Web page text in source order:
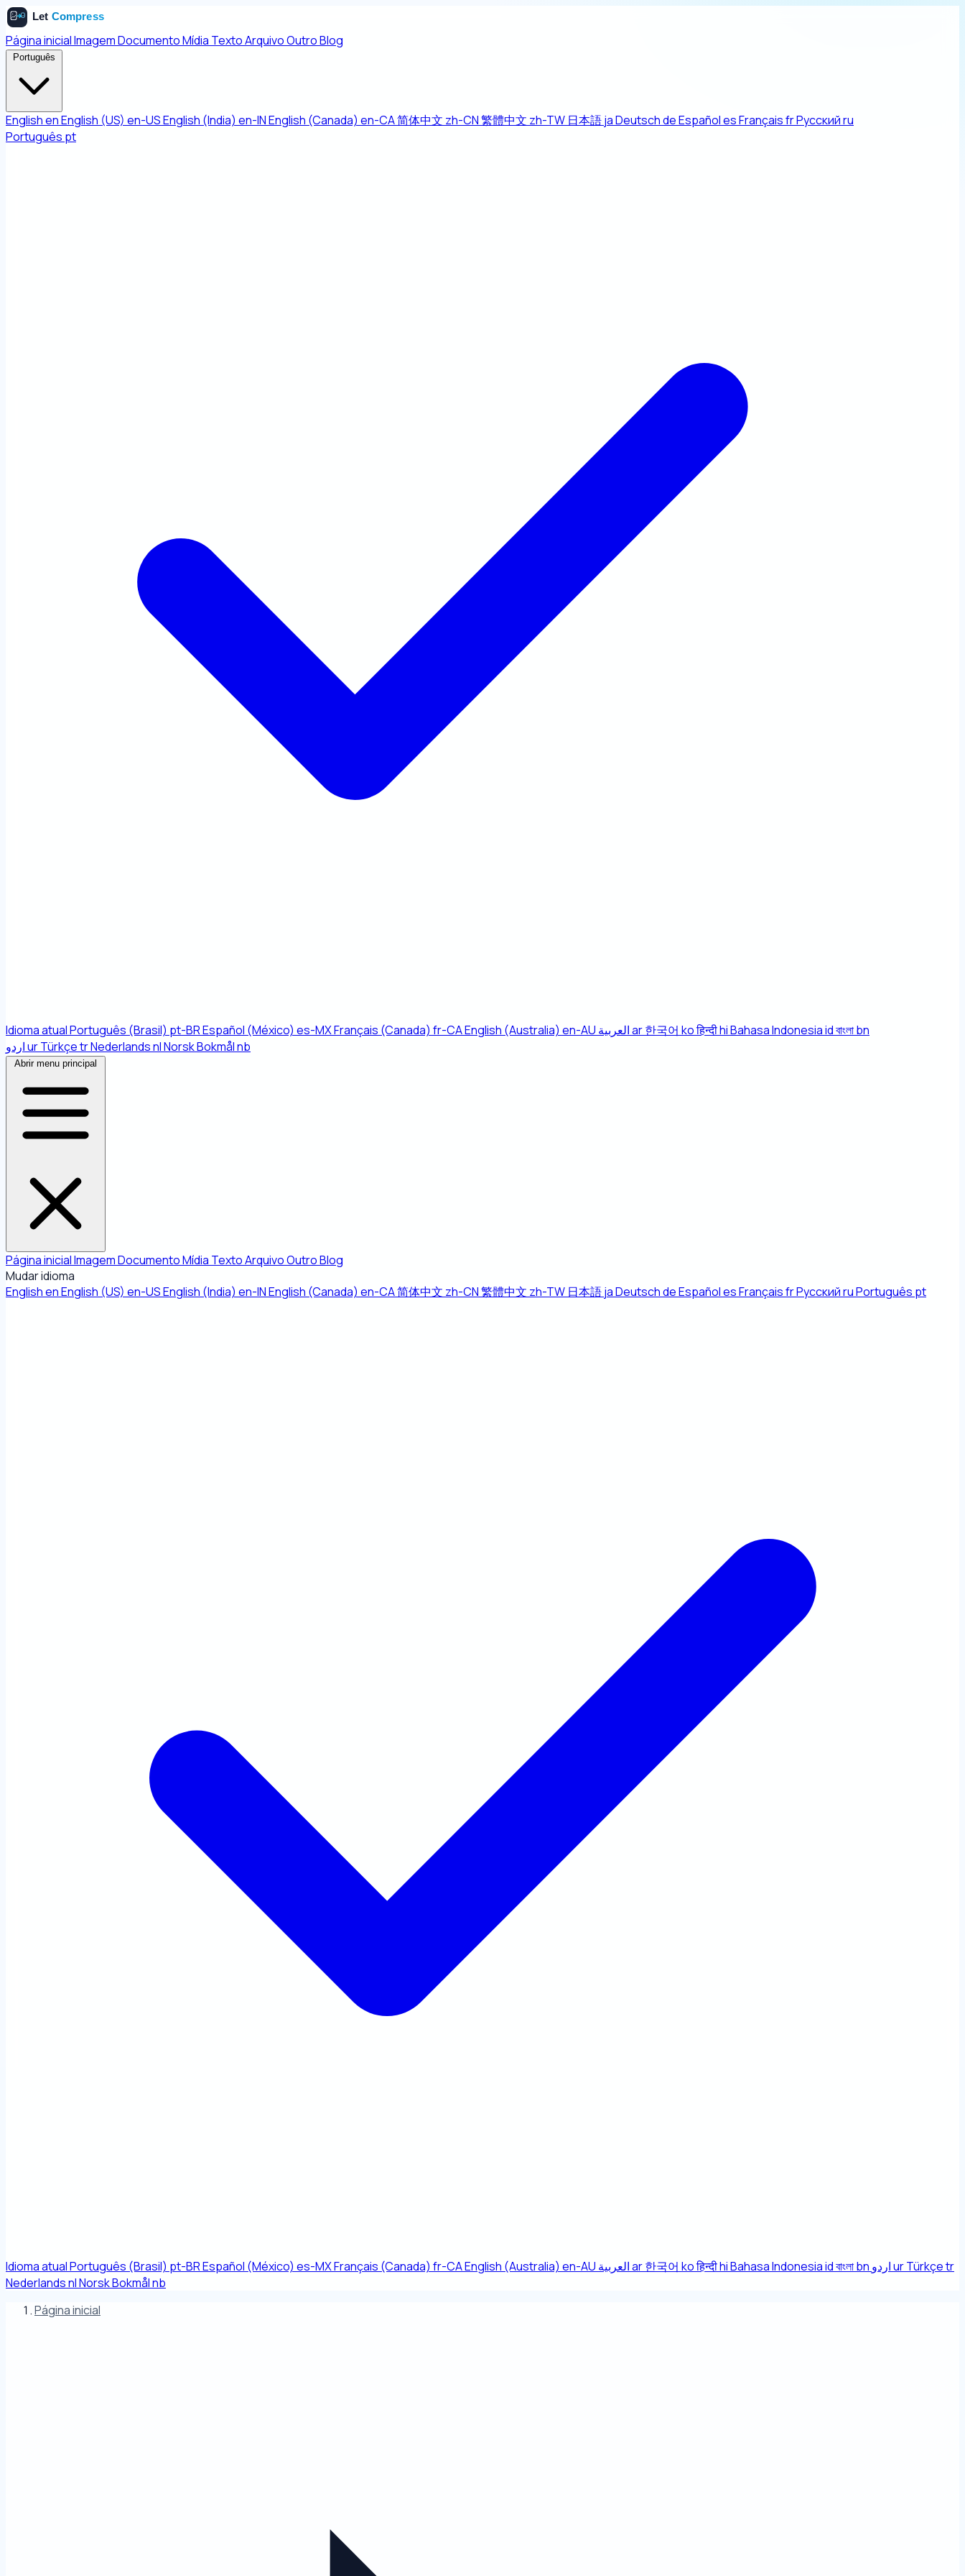
Página inicialImagemDocumentoMídia TextoArquivoOutroBlog
Português
EnglishenEnglish (US) en-USEnglish (India) en-INEnglish (Canada) en-CA简体中文 zh-CN繁體中文 zh-TW 日本語jaDeutschdeEspañolesFrançaisfrРусскийru
Português pt
Idioma atualPortuguês (Brasil) pt-BREspañol (México) es-MXFrançais (Canada) fr-CAEnglish (Australia) en-AU العربيةar한국어 koहिन्दीhiBahasa Indonesiaidবাংলাbn
اردوurTürkçetrNederlandsnlNorsk Bokmålnb
Abrir menu principal
Página inicialImagemDocumentoMídia TextoArquivoOutroBlog
Mudar idioma
EnglishenEnglish (US) en-USEnglish (India) en-INEnglish (Canada) en-CA简体中文 zh-CN繁體中文 zh-TW 日本語jaDeutschdeEspañolesFrançaisfrРусскийruPortuguês pt
Idioma atualPortuguês (Brasil) pt-BREspañol (México) es-MXFrançais (Canada) fr-CAEnglish (Australia) en-AU العربيةar한국어 koहिन्दीhiBahasa Indonesiaidবাংলাbn اردوurTürkçetr
NederlandsnlNorsk Bokmålnb
Página inicial